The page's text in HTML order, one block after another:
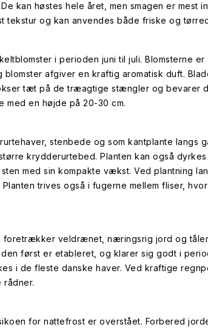
kan høstes hele året, men smagen er mest
tekstur og kan anvendes både friske og
i perioden juni til juli. Blomsterne
afgiver en kraftig aromatisk duft.
tæt på de træagtige stængler og bevarer
med en højde på 20-30 cm.
stenbede og som kantplante langs
krydderurtebed. Planten kan også
med sin kompakte vækst. Ved plantning
trives også i fugerne mellem fliser,
foretrækker veldrænet, næringsrig jord og
først er etableret, og klarer sig godt i
i de fleste danske haver. Ved kraftige
for nattefrost er overstået. Forbered